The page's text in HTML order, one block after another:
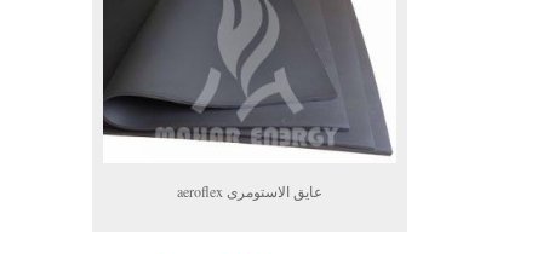
عایق الاستومری aeroflex